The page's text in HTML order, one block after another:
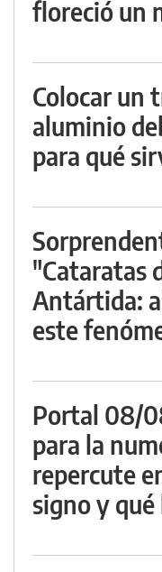
floreció un
Colocar un
aluminio
para qué
"Cataratas
Antártida:
este
Portal 08/
para la
repercute
signo y qué